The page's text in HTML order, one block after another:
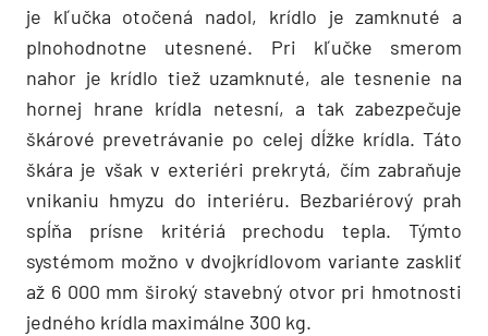
je kľučka otočená nadol, krídlo je zamknuté a
plnohodnotne utesnené. Pri kľučke smerom
nahor je krídlo tiež uzamknuté, ale tesnenie na
hornej hrane krídla netesní, a tak zabezpečuje
škárové prevetrávanie po celej dĺžke krídla. Táto
škára je však v exteriéri prekrytá, čím zabraňuje
vnikaniu hmyzu do interiéru. Bezbariérový prah
spĺňa prísne kritériá prechodu tepla. Týmto
systémom možno v dvojkrídlovom variante zaskliť
až 6 000 mm široký stavebný otvor pri hmotnosti
jedného krídla maximálne 300 kg.